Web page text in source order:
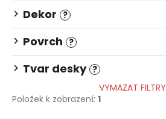
Dekor ?
Povrch ?
Tvar desky ?
VYMAZAT FILTRY
Položek k zobrazení: 1
D
o
p
r
u